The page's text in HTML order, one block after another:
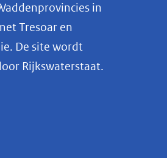
in
Tresoar en
De site wordt
Rijkswaterstaat.